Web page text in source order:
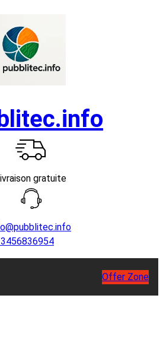
gratuite
Offer Zone